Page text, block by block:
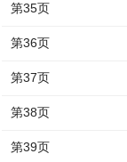
第35页
第36页
第37页
第38页
第39页